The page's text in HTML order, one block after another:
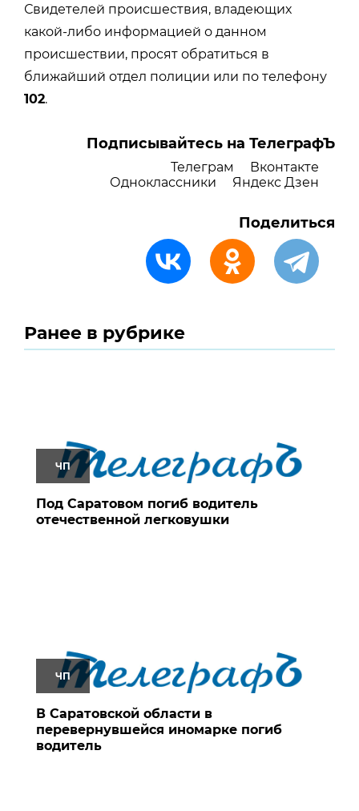
Свидетелей происшествия, владеющих
какой-либо информацией о данном
происшествии, просят обратиться в
ближайший отдел полиции или по телефону
102.
Подписывайтесь на ТелеграфЪ
Телеграм
Вконтакте
Одноклассники
Яндекс Дзен
Поделиться
Ранее в рубрике
ЧП
Под Саратовом погиб водитель
отечественной легковушки
ЧП
В Саратовской области в
перевернувшейся иномарке погиб
водитель